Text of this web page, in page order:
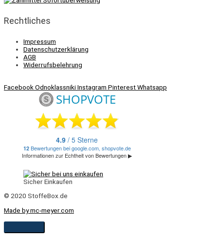
Rechtliches
Impressum
Datenschutzerklärung
AGB
Widerrufsbelehrung
FacebookOdnoklassnikiInstagram PinterestWhatsapp
Sicher Einkaufen
© 2020 StoffeBox.de
Made by mc-meyer.com